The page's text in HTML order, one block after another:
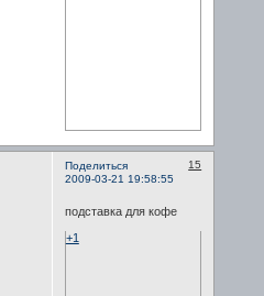
Поделиться
15
2009-03-21 19:58:55
подставка для кофе
+1